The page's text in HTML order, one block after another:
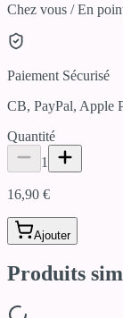
Chez vous / En
Paiement Sécurisé
CB, PayPal, Apple
Quantité
1
16,90 €
Ajouter
Produits